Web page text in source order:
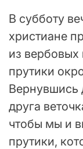
В субботу
христиане
из вербовых
прутики
Вернувшись
друга
чтобы мы и
прутики,